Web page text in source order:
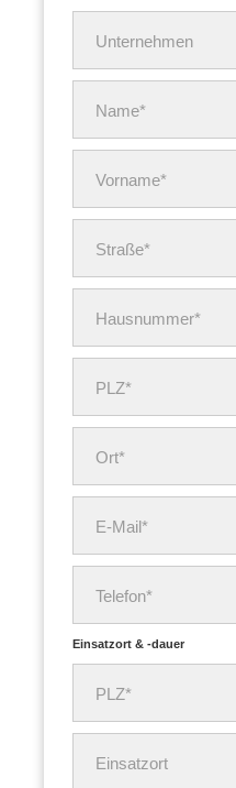
Unternehmen
Name*
Vorname*
Straße*
Hausnummer*
PLZ*
Ort*
E-Mail*
Telefon*
Einsatzort & -dauer
PLZ*
Einsatzort